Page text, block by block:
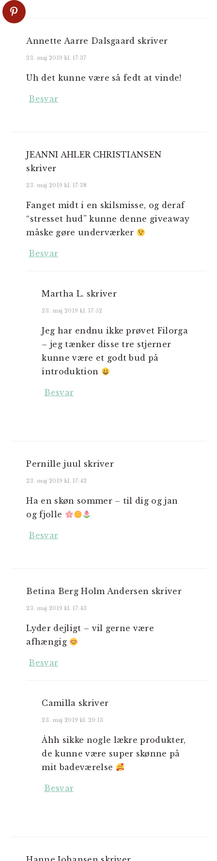
Annette Aarre Dalsgaard skriver
23. maj 2019 kl. 17:37
Uh det kunne være så fedt at vinde!
Besvar
JEANNI AHLER CHRISTIANSEN
skriver
23. maj 2019 kl. 17:38
Fanget midt i en skilsmisse, og deraf
“stresset hud” kunne denne giveaway
måske gøre underværker
Besvar
Martha L. skriver
23. maj 2019 kl. 17:52
Jeg har endnu ikke prøvet Filorga
– jeg tænker disse tre stjerner
kunne være et godt bud på
introduktion
Besvar
Pernille juul skriver
23. maj 2019 kl. 17:42
Ha en skøn sommer – til dig og jan
og fjolle
Besvar
Betina Berg Holm Andersen skriver
23. maj 2019 kl. 17:43
Lyder dejligt – vil gerne være
afhængig
Besvar
Camilla skriver
23. maj 2019 kl. 20:13
Åhh sikke nogle lækre produkter,
de kunne være super skønne på
mit badeværelse
Besvar